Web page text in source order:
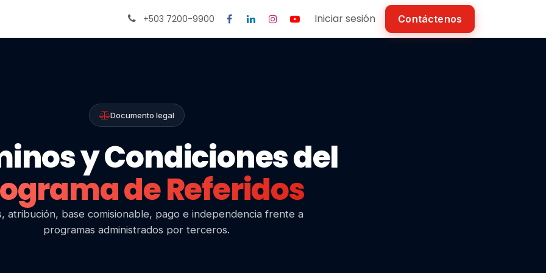
+503 7200-9900 Iniciar sesión Contáctenos
Documento legal
y Condiciones del
de Referidos
atribución, base comisionable, pago e independencia frente a
programas administrados por terceros.